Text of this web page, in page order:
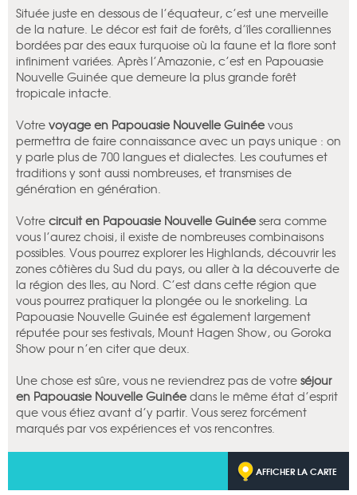
Située juste en dessous de l’équateur, c’est une merveille
de la nature. Le décor est fait de forêts, d’îles coralliennes
bordées par des eaux turquoise où la faune et la flore sont
infiniment variées. Après l’Amazonie, c’est en Papouasie
Nouvelle Guinée que demeure la plus grande forêt
tropicale intacte.
Votre voyage en Papouasie Nouvelle Guinée vous
permettra de faire connaissance avec un pays unique : on
y parle plus de 700 langues et dialectes. Les coutumes et
traditions y sont aussi nombreuses, et transmises de
génération en génération.
Votre circuit en Papouasie Nouvelle Guinée sera comme
vous l’aurez choisi, il existe de nombreuses combinaisons
possibles. Vous pourrez explorer les Highlands, découvrir les
zones côtières du Sud du pays, ou aller à la découverte de
la région des Iles, au Nord. C’est dans cette région que
vous pourrez pratiquer la plongée ou le snorkeling. La
Papouasie Nouvelle Guinée est également largement
réputée pour ses festivals, Mount Hagen Show, ou Goroka
Show pour n’en citer que deux.
Une chose est sûre, vous ne reviendrez pas de votre séjour
en Papouasie Nouvelle Guinée dans le même état d’esprit
que vous étiez avant d’y partir. Vous serez forcément
marqués par vos expériences et vos rencontres.
AFFICHER LA CARTE